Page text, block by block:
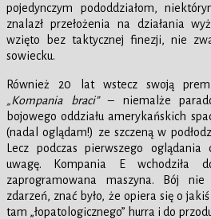
pojedynczym pododdziałom,
znalazł przełożenia na działania
wzięto bez taktycznej finezji, nie
sowiecku.
Również 20 lat wstecz swoją
„Kompania braci”– niemalże
bojowego oddziału amerykańskich
(nadal oglądam!) ze szczeną w
Lecz podczas pierwszego oglądania
uwagę. Kompania E wchodziła
zaprogramowana maszyna. Bój nie
zdarzeń, znać było, że opiera się o
tam „łopatologicznego” hurra i do